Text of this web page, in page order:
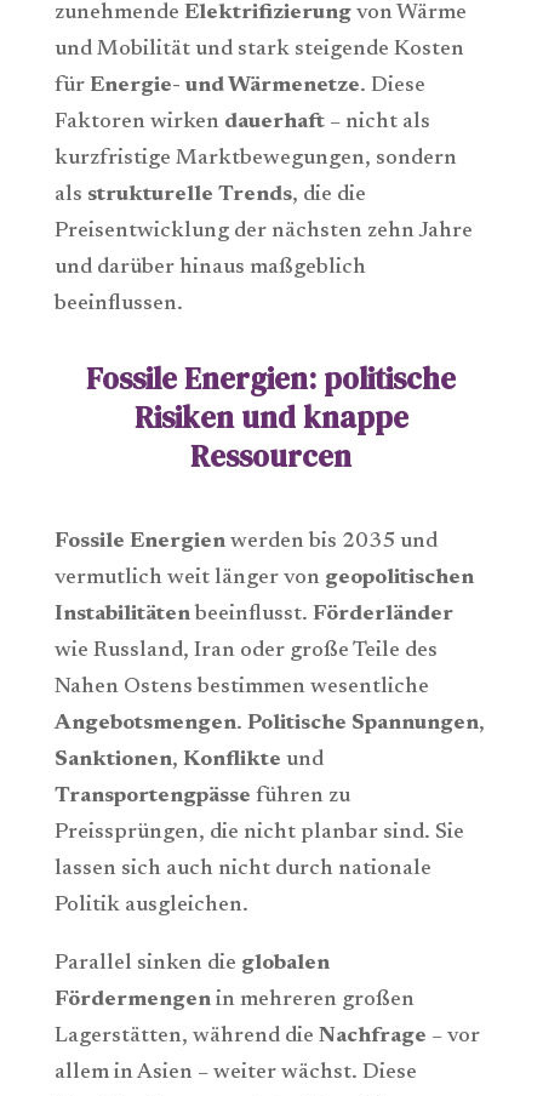
zunehmende Elektrifizierungvon Wärme
und Mobilität und stark steigende Kosten
für Energie- und Wärmenetze. Diese
Faktoren wirken dauerhaft– nicht als
kurzfristige Marktbewegungen, sondern
als strukturelle Trends, die die
Preisentwicklung der nächsten zehn Jahre
und darüber hinaus maßgeblich
beeinflussen.
Fossile Energien: politische
Risiken und knappe
Ressourcen
Fossile Energienwerden bis 2035 und
vermutlich weit länger von geopolitischen
Instabilitätenbeeinflusst. Förderländer
wie Russland, Iran oder große Teile des
Nahen Ostens bestimmen wesentliche
Angebotsmengen. Politische Spannungen,
Sanktionen, Konflikte und
Transportengpässe führen zu
Preissprüngen, die nicht planbar sind. Sie
lassen sich auch nicht durch nationale
Politik ausgleichen.
Parallel sinken die globalen
Fördermengenin mehreren großen
Lagerstätten, während die Nachfrage – vor
allem in Asien – weiter wächst. Diese